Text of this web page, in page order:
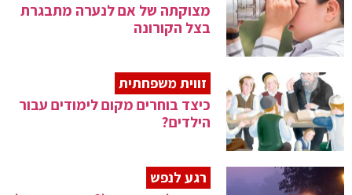
מצוקתה של אם לנערה מתבגרת
בצל הקורונה
זווית משפחתית
כיצד בוחרים מקום לימודים עבור
הילדים?
רגע לנפש